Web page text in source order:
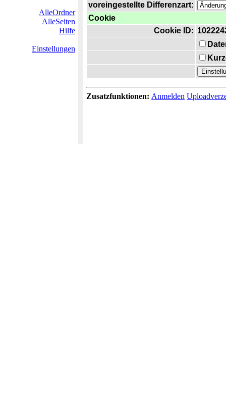
AlleOrdner
AlleSeiten
Hilfe
Einstellungen
voreingestellte Differenzart:
Cookie
Cookie ID:
Zusatzfunktionen: Anmelden